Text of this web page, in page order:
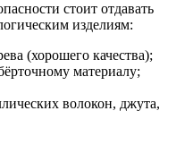
стоит отдавать
изделиям:
(хорошего качества);
материалу;
волокон, джута,